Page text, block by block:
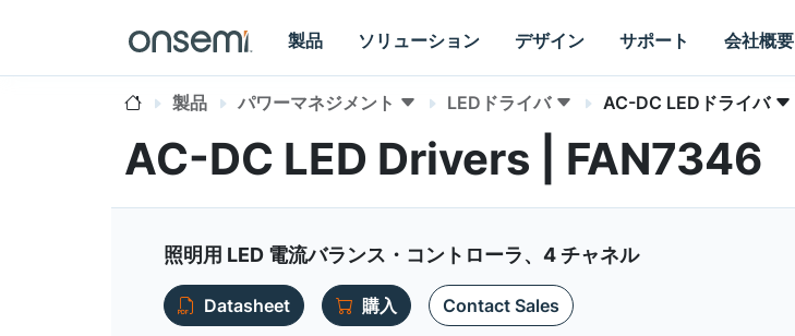
製品 ソリューション デザイン サポート 会社概要
製品 パワーマネジメント LEDドライバ AC-DC LEDドライバ
AC-DC LED Drivers | FAN7346
照明用 LED 電流バランス・コントローラ、4 チャネル
Datasheet 購入 Contact Sales